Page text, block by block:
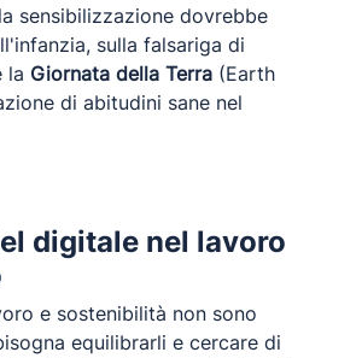
sensibilizzazione dovrebbe
sulla falsariga di
la Giornata della Terra (Earth
di abitudini sane nel
digitale nel lavoro
e sostenibilità non sono
equilibrarli e cercare di